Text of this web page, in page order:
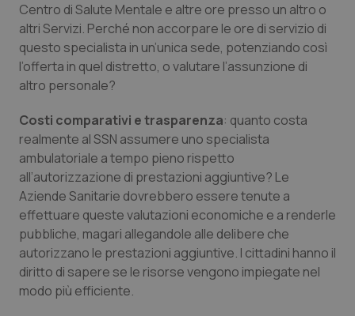
Provincia Autonoma di Trento
Puglia
Sardegna
Sicilia
Toscana
Umbria
Valle D’Aosta
Veneto
Ipertensione & Scompenso
Malattie rare
Malattia di Crohn & Rettocolite Ulcerosa
Neuroscienze & patologie neurodegenerative
Obesità
Oftalmologia
Oncodermatologia
Oncoematologia
Centro di Salute Mentale e altre ore presso un altro o
altri Servizi. Perché non accorpare le ore di servizio di
questo specialista in un’unica sede, potenziando così
l’offerta in quel distretto, o valutare l’assunzione di
altro personale?
Costi comparativi e trasparenza: quanto costa
realmente al SSN assumere uno specialista
ambulatoriale a tempo pieno rispetto
all’autorizzazione di prestazioni aggiuntive? Le
Aziende Sanitarie dovrebbero essere tenute a
effettuare queste valutazioni economiche e a renderle
pubbliche, magari allegandole alle delibere che
autorizzano le prestazioni aggiuntive. I cittadini hanno il
diritto di sapere se le risorse vengono impiegate nel
modo più efficiente.